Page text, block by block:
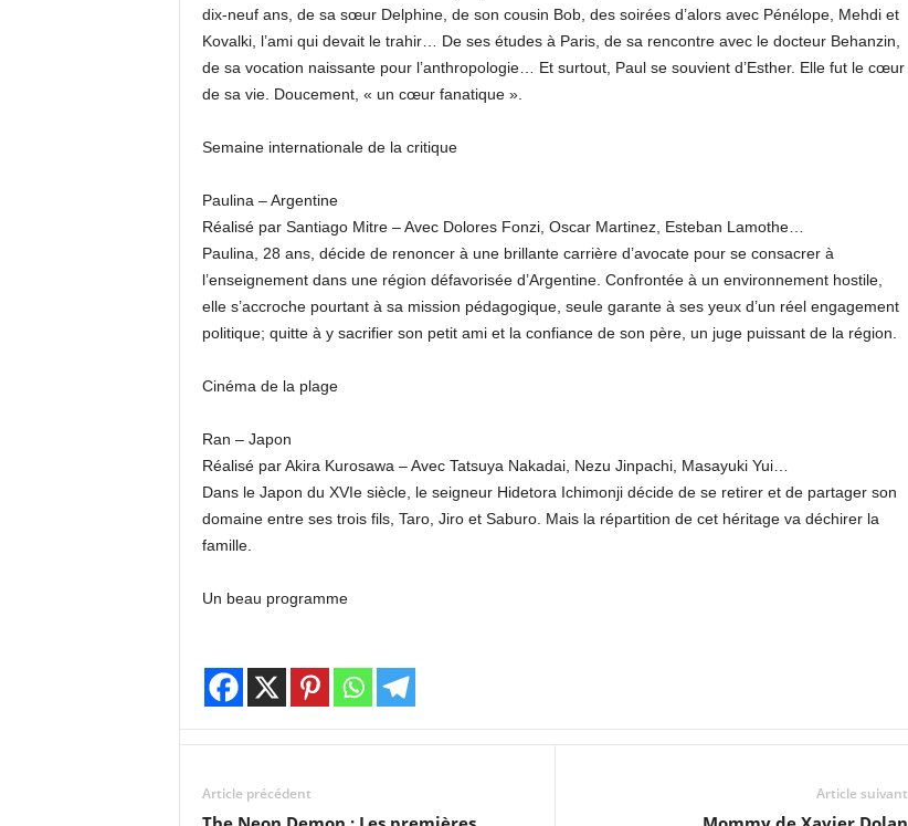
dix-neuf ans, de sa sœur Delphine, de son cousin Bob, des soirées d’alors avec Pénélope, Mehdi et
Kovalki, l’ami qui devait le trahir… De ses études à Paris, de sa rencontre avec le docteur Behanzin,
de sa vocation naissante pour l’anthropologie… Et surtout, Paul se souvient d’Esther. Elle fut le cœur
de sa vie. Doucement, « un cœur fanatique ».
Semaine internationale de la critique
Paulina – Argentine
Réalisé par Santiago Mitre – Avec Dolores Fonzi, Oscar Martinez, Esteban Lamothe…
Paulina, 28 ans, décide de renoncer à une brillante carrière d’avocate pour se consacrer à
l’enseignement dans une région défavorisée d’Argentine. Confrontée à un environnement hostile,
elle s’accroche pourtant à sa mission pédagogique, seule garante à ses yeux d’un réel engagement
politique; quitte à y sacrifier son petit ami et la confiance de son père, un juge puissant de la région.
Cinéma de la plage
Ran – Japon
Réalisé par Akira Kurosawa – Avec Tatsuya Nakadai, Nezu Jinpachi, Masayuki Yui…
Dans le Japon du XVIe siècle, le seigneur Hidetora Ichimonji décide de se retirer et de partager son
domaine entre ses trois fils, Taro, Jiro et Saburo. Mais la répartition de cet héritage va déchirer la
famille.
Un beau programme
Article précédent Article suivant